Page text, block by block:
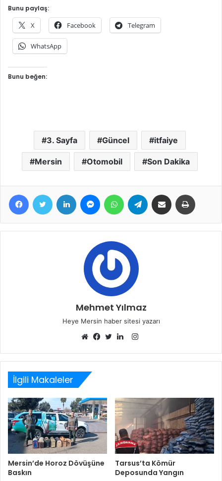
Bunu paylaş:
X Facebook Telegram
WhatsApp
Bunu beğen:
3. Sayfa Güncel itfaiye
Mersin Otomobil Son Dakika
FacebookTwitter LinkedIn MessengerWhatsAppTelegram E-Posta ile paylaş
Mehmet Yılmaz
Heye Mersin haber sitesi yazarı
sitesi
Instagram
İlgili Makaleler
Mersin’de Horoz Dövüşüne
Baskın
Tarsus’ta Kömür
Deposunda Yangın